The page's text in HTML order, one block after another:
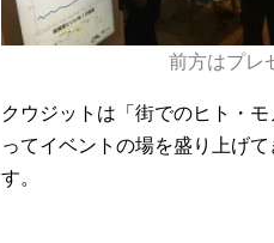
前方はプレ
クウジットは「街でのヒト・
ってイベントの場を盛り上げ
す。